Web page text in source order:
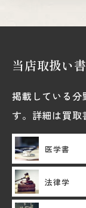
当店取扱い
掲載している分
す。詳細は買取
医学書
法律学